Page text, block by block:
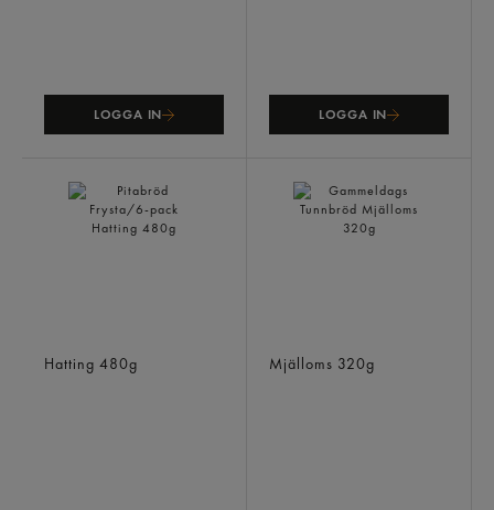
LOGGA IN LOGGA IN
Hatting 480g Mjälloms 320g